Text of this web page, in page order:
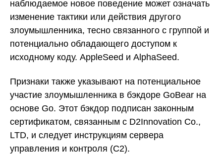
наблюдаемое новое поведение может означать
изменение тактики или действия другого
злоумышленника, тесно связанного с группой и
потенциально обладающего доступом к
исходному коду. AppleSeed и AlphaSeed.
Признаки также указывают на потенциальное
участие злоумышленника в бэкдоре GoBear на
основе Go. Этот бэкдор подписан законным
сертификатом, связанным с D2Innovation Co.,
LTD, и следует инструкциям сервера
управления и контроля (C2).